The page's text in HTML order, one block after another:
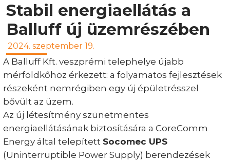
Stabil energiaellátás a
Balluff új üzemrészében
2024. szeptember 19.
A Balluff Kft. veszprémi telephelye újabb
mérföldkőhöz érkezett: a folyamatos fejlesztések
részeként nemrégiben egy új épületrésszel
bővült az üzem.
Az új létesítmény szünetmentes
energiaellátásának biztosítására a CoreComm
Energy által telepített Socomec UPS
(Uninterruptible Power Supply) berendezések